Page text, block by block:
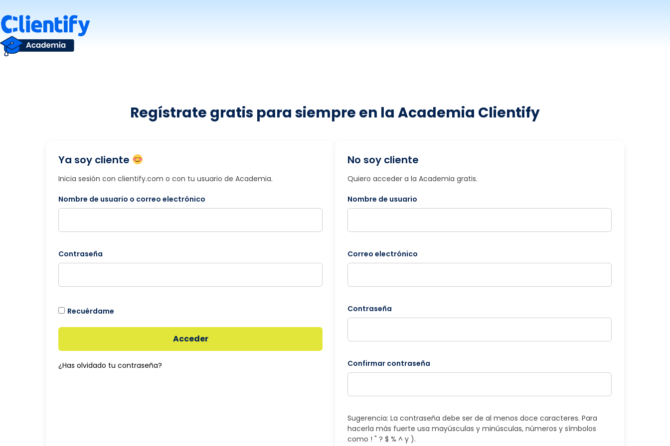
al
contenido
Regístrate gratis para siempre en la Academia Clientify
Ya soy cliente
Inicia sesión con clientify.com o con tu usuario de Academia.
Nombre de usuario o correo electrónico
Contraseña
Recuérdame
Acceder
¿Has olvidado tu contraseña?
No soy cliente
Quiero acceder a la Academia gratis.
Nombre de usuario
Correo electrónico
Contraseña
Confirmar contraseña
Sugerencia: La contraseña debe ser de al menos doce caracteres. Para
hacerla más fuerte usa mayúsculas y minúsculas, números y símbolos
como ! " ? $ % ^ y ).